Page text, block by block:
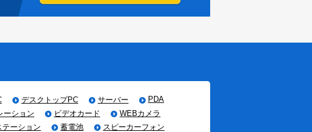
デスクトップPC サーバー
PDA
ーション ビデオカード
WEBカメラ
テーション 蓄電池
スピーカーフォン